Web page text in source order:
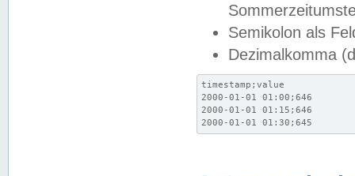
Semikolon als
Dezimalkomma
timestamp;value
2000-01-01 01:00;646
2000-01-01 01:15;646
2000-01-01 01:30;645